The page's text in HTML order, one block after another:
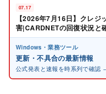
07.17
【2026年7月16日】クレジ
害|CARDNETの回復状況と
Windows・業務ツール
更新・不具合の最新情報
公式発表と速報を時系列で確認